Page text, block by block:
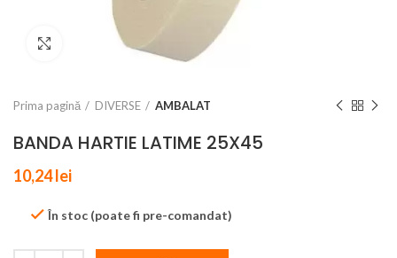
Click to enlarge
Prima pagină DIVERSE AMBALAT
BANDA HARTIE LATIME 25X45
10,24lei
În stoc (poate fi pre-comandat)